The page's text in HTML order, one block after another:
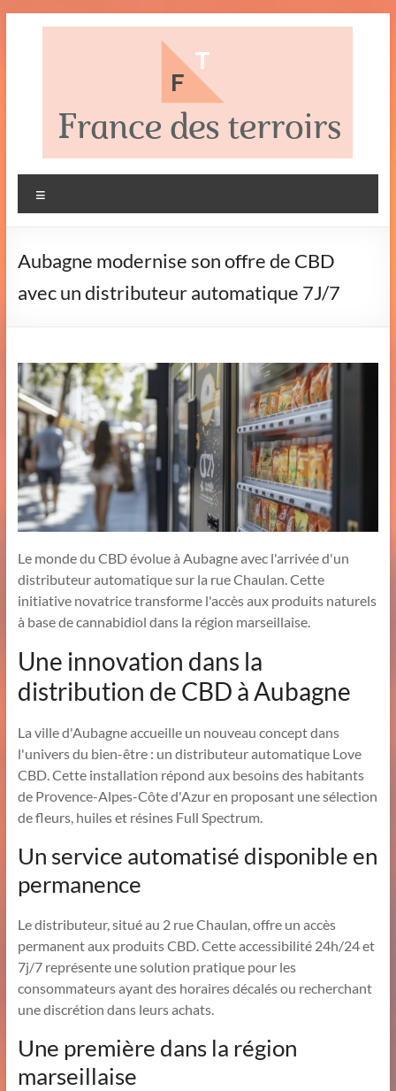
France
des
terroirs
Le blog
Français
Aubagne modernise son offre de CBD
avec un distributeur automatique 7J/7
Le monde du CBD évolue à Aubagne avec l'arrivée d'un
distributeur automatique sur la rue Chaulan. Cette
initiative novatrice transforme l'accès aux produits naturels
à base de cannabidiol dans la région marseillaise.
Une innovation dans la
distribution de CBD à Aubagne
La ville d'Aubagne accueille un nouveau concept dans
l'univers du bien-être : un distributeur automatique Love
CBD. Cette installation répond aux besoins des habitants
de Provence-Alpes-Côte d'Azur en proposant une sélection
de fleurs, huiles et résines Full Spectrum.
Un service automatisé disponible en
permanence
Le distributeur, situé au 2 rue Chaulan, offre un accès
permanent aux produits CBD. Cette accessibilité 24h/24 et
7j/7 représente une solution pratique pour les
consommateurs ayant des horaires décalés ou recherchant
une discrétion dans leurs achats.
Une première dans la région
marseillaise